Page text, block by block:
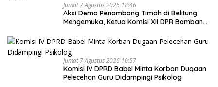
Jumat 7 Agustus 2026 18:46
Aksi Demo Penambang Timah di Belitung
Mengemuka, Ketua Komisi XII DPR Bambang
Jumat 7 Agustus 2026 10:57
Komisi IV DPRD Babel Minta Korban Dugaan
Pelecehan Guru Didampingi Psikolog